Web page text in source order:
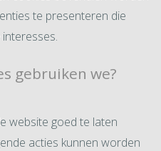
te presenteren die
gebruiken we?
website goed te laten
acties kunnen worden